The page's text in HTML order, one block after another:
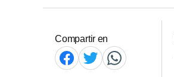
Compartir en